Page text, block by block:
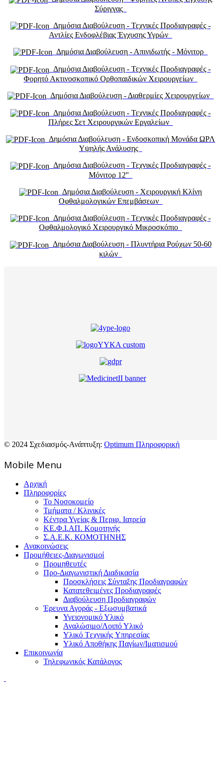
Σύριγγας
Δημόσια Διαβούλευση - Τεχνικές Προδιαγραφές -
Αντλίες Ενδοφλέβιας Έγχυσης Υγρών
Δημόσια Διαβούλευση - Απινιδωτής - Μόνιτορ
Δημόσια Διαβούλευση - Τεχνικές Προδιαγραφές -
Φορητό Ακτινοσκοπικό Ορθοπαιδικών Χειρουργείων
Δημόσια Διαβούλευση - Διαθερμίες Χειρουργείων
Δημόσια Διαβούλευση - Τεχνικές Προδιαγραφές -
Πλήρες Σετ Χειρουργικών Εργαλείων
Δημόσια Διαβούλευση - Ενδοσκοπική Μονάδα ΩΡΛ
Υψηλής Ανάλυσης
Δημόσια Διαβούλευση - Τεχνικές Προδιαγραφές -
Μόνιτορ 12''
Δημόσια Διαβούλευση - Χειρουργική Κλίνη
Οφθαλμολογικών Επεμβάσεων
Δημόσια Διαβούλευση - Τεχνικές Προδιαγραφές -
Οφθαλμολογικό Χειρουργικό Μικροσκόπιο
Δημόσια Διαβούλευση - Πλυντήρια Ρούχων 50-60
κιλών
© 2024 Σχεδιασμός-Ανάπτυξη: Optimum Πληροφορική
Mοbile Menu
Αρχική
Πληροφορίες
Το Νοσοκομείο
Τμήματα / Κλινικές
Κέντρα Υγείας & Περιφ. Ιατρεία
ΚΕ.Φ.Ι.ΑΠ. Κομοτηνής
Σ.Α.Ε.Κ. ΚΟΜΟΤΗΝΗΣ
Ανακοινώσεις
Προμήθειες-Διαγωνισμοί
Προμηθευτές
Προ-Διαγωνιστική Διαδικασία
Προσκλήσεις Σύνταξης Προδιαγραφών
Κατατεθειμένες Προδιαγραφές
Διαβούλευση Προδιαγραφών
Έρευνα Αγοράς - Εξωσυμβατικά
Υγειονομικό Υλικό
Αναλώσιμο/Λοιπό Υλικό
Υλικό Tεχνικής Yπηρεσίας
Υλικό Αποθήκης Παγίων/Ιματισμού
Επικοινωνία
Τηλεφωνικός Κατάλογος